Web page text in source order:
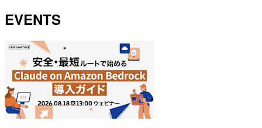
EVENTS